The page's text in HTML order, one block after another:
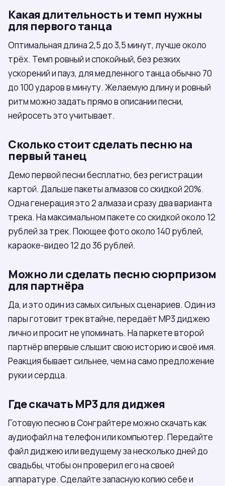
Какая длительность и темп нужны
для первого танца
Оптимальная длина 2,5 до 3,5 минут, лучше около
трёх. Темп ровный и спокойный, без резких
ускорений и пауз, для медленного танца обычно 70
до 100 ударов в минуту. Желаемую длину и ровный
ритм можно задать прямо в описании песни,
нейросеть это учитывает.
Сколько стоит сделать песню на
первый танец
Демо первой песни бесплатно, без регистрации
картой. Дальше пакеты алмазов со скидкой 20%.
Одна генерация это 2 алмаза и сразу два варианта
трека. На максимальном пакете со скидкой около 12
рублей за трек. Поющее фото около 140 рублей,
караоке-видео 12 до 36 рублей.
Можно ли сделать песню сюрпризом
для партнёра
Да, и это один из самых сильных сценариев. Один из
пары готовит трек втайне, передаёт MP3 диджею
лично и просит не упоминать. На паркете второй
партнёр впервые слышит свою историю и своё имя.
Реакция бывает сильнее, чем на само предложение
руки и сердца.
Где скачать MP3 для диджея
Готовую песню в Сонграйтере можно скачать как
аудиофайл на телефон или компьютер. Передайте
файл диджею или ведущему за несколько дней до
свадьбы, чтобы он проверил его на своей
аппаратуре. Сделайте запасную копию себе и